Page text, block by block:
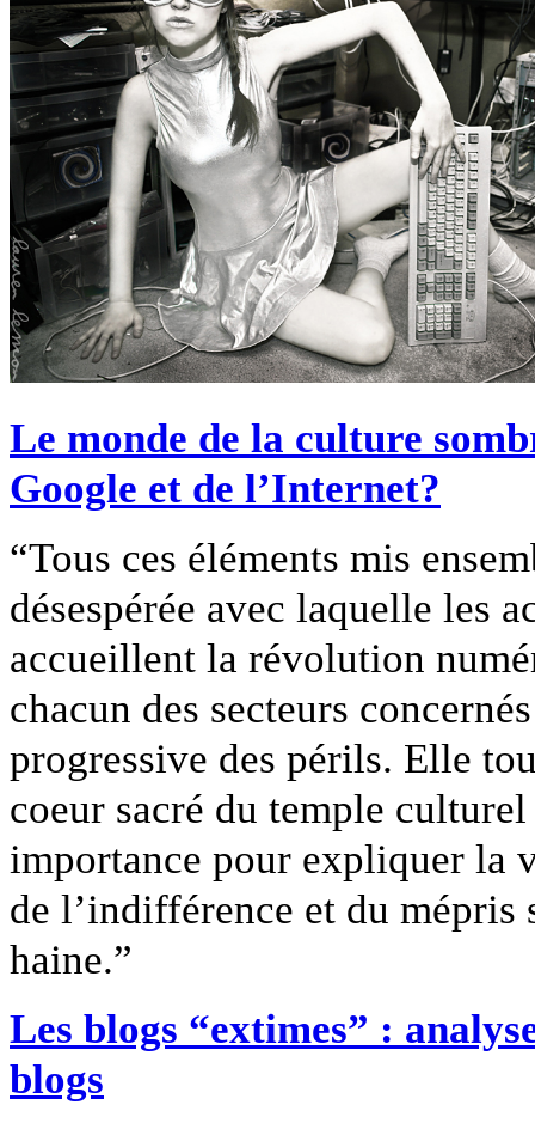
Le monde de la culture
Google et de l’Internet?
“Tous ces éléments mis
désespérée avec laquelle les
accueillent la révolution
chacun des secteurs
progressive des périls. Elle
coeur sacré du temple
importance pour expliquer la
de l’indifférence et du
haine.”
Les blogs “extimes” :
blogs